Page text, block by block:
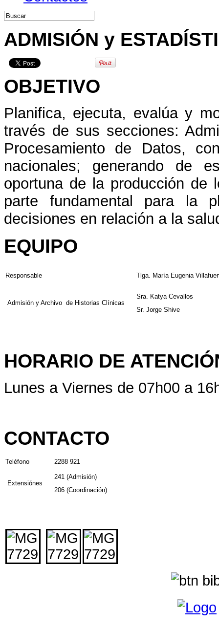
ADMISIÓN y
OBJETIVO
Planifica, ejecuta, evalúa y
través de sus secciones:
Procesamiento de Datos,
nacionales; generando de
oportuna de la producción de
parte fundamental para la
decisiones en relación a la
EQUIPO
Responsable Tlga. María Eugenia
Admisión y Archivo de Historias Clínicas
Sra. Katya Cevallos
Sr. Jorge Shive
HORARIO DE
Lunes a Viernes de 07h00 a
CONTACTO
Teléfono 2288 921
Extensiónes
241 (Admisión)
206 (Coordinación)